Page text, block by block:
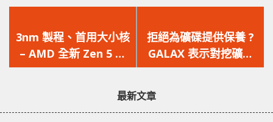
一
篇
文
3nm 製程、首用大小核
– AMD 全新 Zen 5 架
構細節曝光
一
篇
文
拒絕為礦碟提供保養 ?
GALAX 表示對挖礦使
用 SSD 產品有權拒保，
最新文章